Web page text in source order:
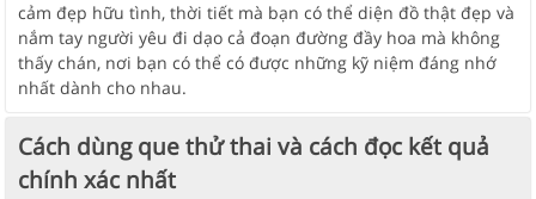
cảm đẹp hữu tình, thời tiết mà bạn có thể diện đồ thật đẹp và
nắm tay người yêu đi dạo cả đoạn đường đầy hoa mà không
thấy chán, nơi bạn có thể có được những kỹ niệm đáng nhớ
nhất dành cho nhau.
Cách dùng que thử thai và cách đọc kết quả
chính xác nhất